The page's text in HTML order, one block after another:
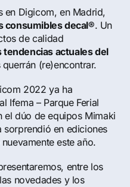
en Digicom, en Madrid,
consumibles decal®. Un
de calidad
tendencias actuales del
(re)encontrar.
2022 ya ha
Ifema – Parque Ferial
el dúo de equipos Mimaki
en ediciones
este año.
entre los
novedades y los